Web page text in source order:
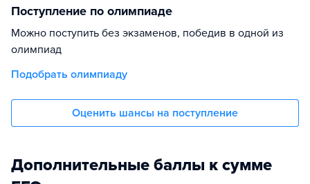
Поступление по олимпиаде
Можно поступить без экзаменов, победив в одной из
олимпиад
Подобрать олимпиаду
Оценить шансы на поступление
Дополнительные баллы к сумме